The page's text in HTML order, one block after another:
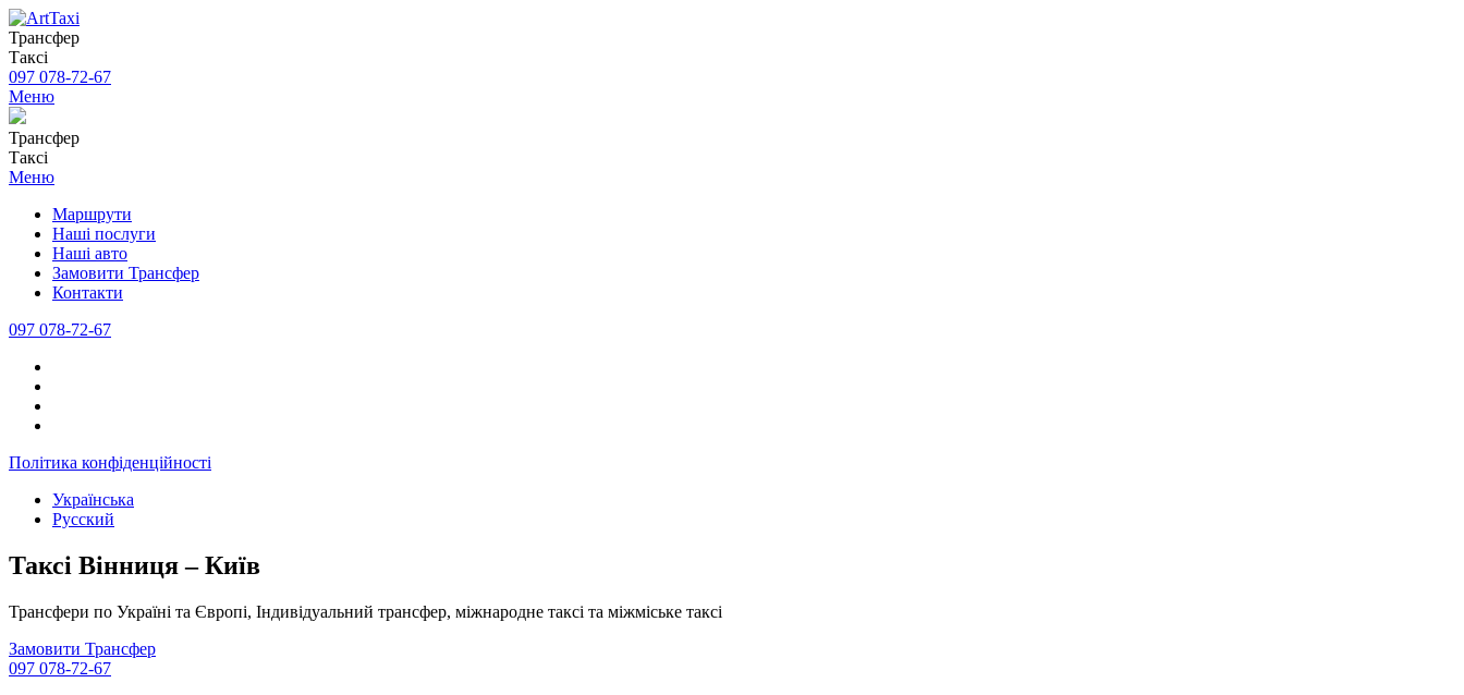
Трансфер
Таксі
097 078-72-67
Меню
Трансфер
Таксі
Меню
Маршрути
Наші послуги
Наші авто
Замовити Трансфер
Контакти
097 078-72-67
Політика конфіденційності
Українська
Русский
Таксі Вінниця – Київ
Трансфери по Україні та Європі, Індивідуальний трансфер, міжнародне таксі та міжміське таксі
Замовити Трансфер
097 078-72-67